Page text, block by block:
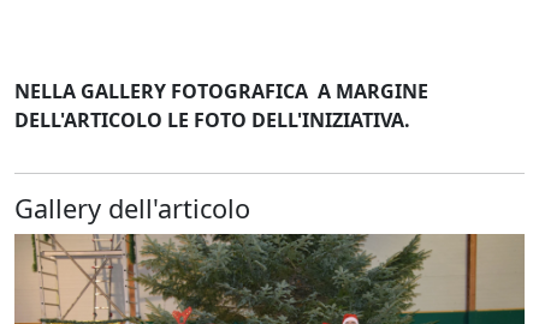
NELLA GALLERY FOTOGRAFICA A MARGINE
DELL'ARTICOLO LE FOTO DELL'INIZIATIVA.
Gallery dell'articolo